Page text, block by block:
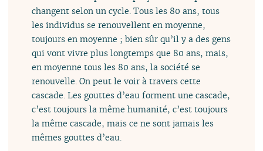
changent selon un cycle. Tous les 80 ans, tous
les individus se renouvellent en moyenne,
toujours en moyenne ; bien sûr qu’il y a des gens
qui vont vivre plus longtemps que 80 ans, mais,
en moyenne tous les 80 ans, la société se
renouvelle. On peut le voir à travers cette
cascade. Les gouttes d’eau forment une cascade,
c’est toujours la même humanité, c’est toujours
la même cascade, mais ce ne sont jamais les
mêmes gouttes d’eau.